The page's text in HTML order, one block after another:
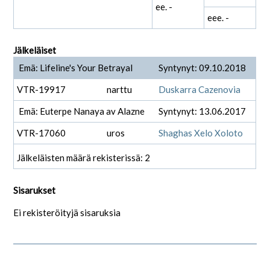
ee. -
eee. -
Jälkeläiset
Emä: Lifeline's Your Betrayal
Syntynyt: 09.10.2018
VTR-19917
narttu
Duskarra Cazenovia
Emä: Euterpe Nanaya av Alazne
Syntynyt: 13.06.2017
VTR-17060
uros Shaghas Xelo Xoloto
Jälkeläisten määrä rekisterissä: 2
Sisarukset
Ei rekisteröityjä sisaruksia